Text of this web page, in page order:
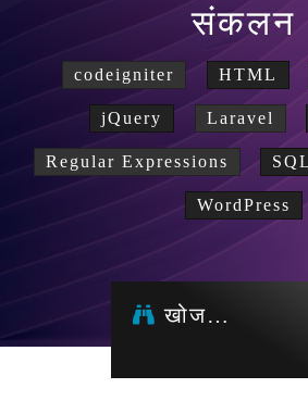
संकलन
codeigniter HTML
jQuery Laravel
Regular Expressions SQL
WordPress
खोज…